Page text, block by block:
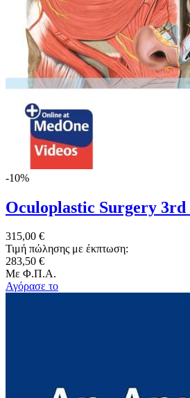
-10%
Oculoplastic Surgery
315,00 €
Τιμή πώλησης με έκπτωση:
283,50 €
Με Φ.Π.Α.
Αγόρασε το